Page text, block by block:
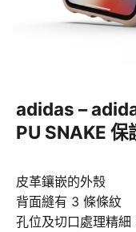
adidas –
PU SNAKE 保
皮革鑲嵌的外殼
背面縫有 3 條條紋
孔位及切口處理精細